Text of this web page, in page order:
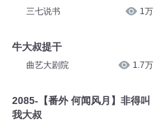
三七说书 1万
牛大叔提干
曲艺大剧院 1.7万
2085-【番外 何闻风月】非得叫
我大叔